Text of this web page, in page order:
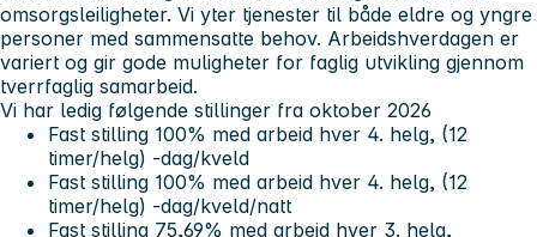
omsorgsleiligheter. Vi yter tjenester til både eldre og yngre
personer med sammensatte behov. Arbeidshverdagen er
variert og gir gode muligheter for faglig utvikling gjennom
tverrfaglig samarbeid.
Vi har ledig følgende stillinger fra oktober 2026
Fast stilling 100% med arbeid hver 4. helg, (12
timer/helg) -dag/kveld
Fast stilling 100% med arbeid hver 4. helg, (12
timer/helg) -dag/kveld/natt
Fast stilling 75,69% med arbeid hver 3. helg,